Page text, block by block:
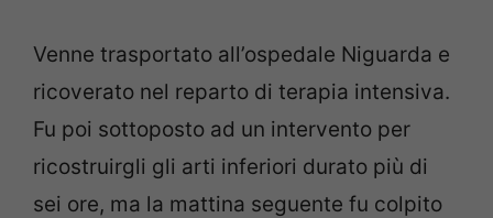
Venne trasportato all’ospedale Niguarda e
ricoverato nel reparto di terapia intensiva.
Fu poi sottoposto ad un intervento per
ricostruirgli gli arti inferiori durato più di
sei ore, ma la mattina seguente fu colpito